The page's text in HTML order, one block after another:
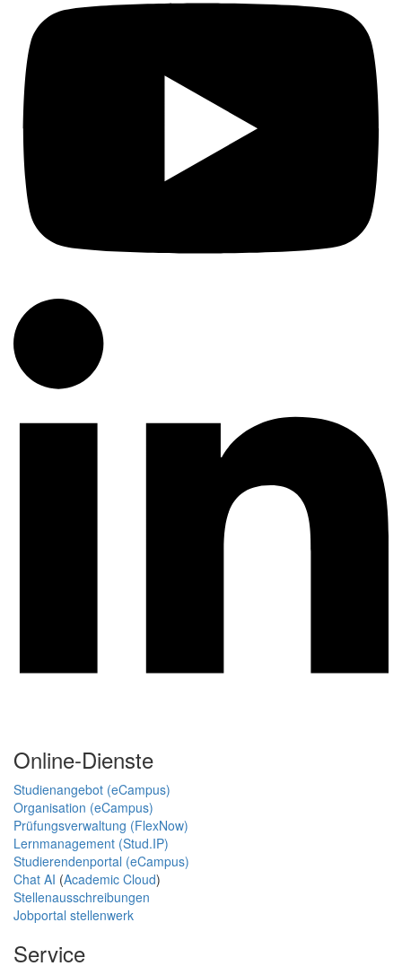
Online-Dienste
Studienangebot (eCampus)
Organisation (eCampus)
Prüfungsverwaltung (FlexNow)
Lernmanagement (Stud.IP)
Studierendenportal (eCampus)
Chat AI (Academic Cloud)
Stellenausschreibungen
Jobportal stellenwerk
Service